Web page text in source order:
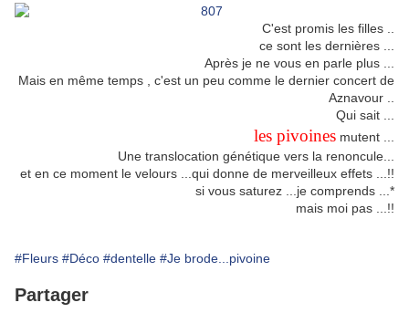
C'est promis les filles ..
ce sont les dernières ...
Après je ne vous en parle plus ...
Mais en même temps , c'est un peu comme le dernier concert de
Aznavour ..
Qui sait ...
les pivoines mutent ...
Une translocation génétique vers la renoncule...
et en ce moment le velours ...qui donne de merveilleux effets ...!!
si vous saturez ...je comprends ...*
mais moi pas ...!!
#Fleurs #Déco #dentelle #Je brode...pivoine
Partager